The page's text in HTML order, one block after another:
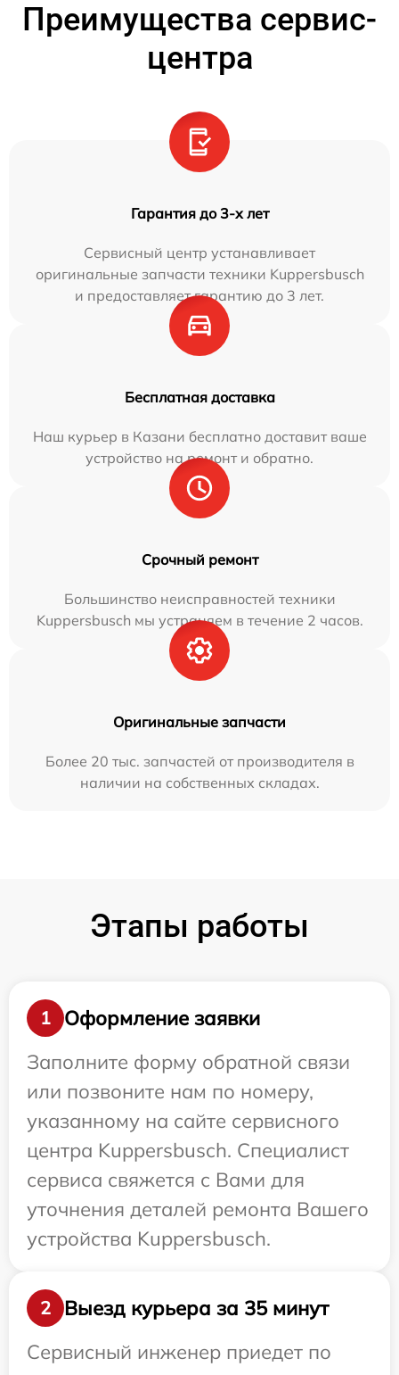
Преимущества сервис-
центра
Гарантия до 3-х лет
Сервисный центр устанавливает
оригинальные запчасти техники Kuppersbusch
и предоставляет гарантию до 3 лет.
Бесплатная доставка
Наш курьер в Казани бесплатно доставит ваше
устройство на ремонт и обратно.
Срочный ремонт
Большинство неисправностей техники
Kuppersbusch мы устраняем в течение 2 часов.
Оригинальные запчасти
Более 20 тыс. запчастей от производителя в
наличии на собственных складах.
Этапы работы
1
Оформление заявки
Заполните форму обратной связи
или позвоните нам по номеру,
указанному на сайте сервисного
центра Kuppersbusch. Специалист
сервиса свяжется с Вами для
уточнения деталей ремонта Вашего
устройства Kuppersbusch.
2
Выезд курьера за 35 минут
Сервисный инженер приедет по